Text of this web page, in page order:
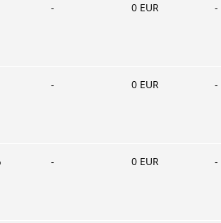
- 0 EUR -
- 0 EUR -
- 0 EUR -